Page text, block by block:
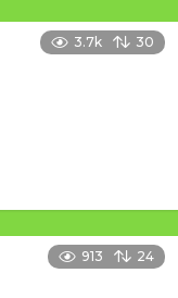
3.7k 30
913 24